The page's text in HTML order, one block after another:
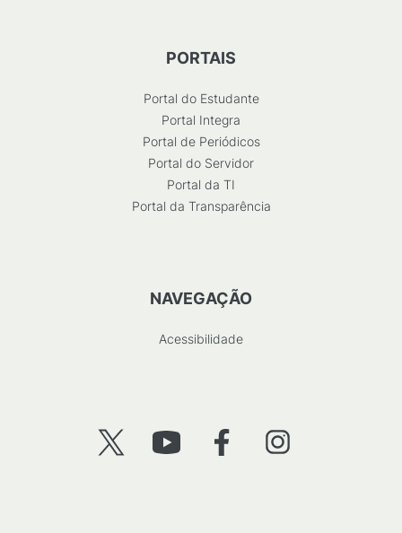
PORTAIS
Portal do Estudante
Portal Integra
Portal de Periódicos
Portal do Servidor
Portal da TI
Portal da Transparência
NAVEGAÇÃO
Acessibilidade